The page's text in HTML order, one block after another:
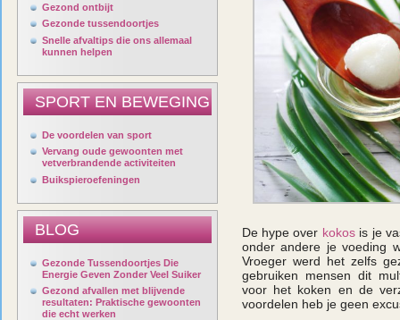
Gezond ontbijt
Gezonde tussendoortjes
Snelle afvaltips die ons allemaal
kunnen helpen
SPORT EN BEWEGING
De voordelen van sport
Vervang oude gewoonten met
vetverbrandende activiteiten
Buikspieroefeningen
BLOG
Gezonde Tussendoortjes Die
Energie Geven Zonder Veel Suiker
Gezond afvallen met blijvende
resultaten: Praktische gewoonten
die echt werken
De hype over kokosis je
onder andere je voeding
Vroeger werd het zelfs
gebruiken mensen dit
voor het koken en de
voordelen heb je geen